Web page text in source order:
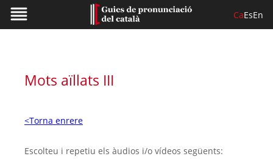
CaEsEn
Mots aïllats III
<Torna enrere
Escolteu i repetiu els àudios i/o vídeos següents: